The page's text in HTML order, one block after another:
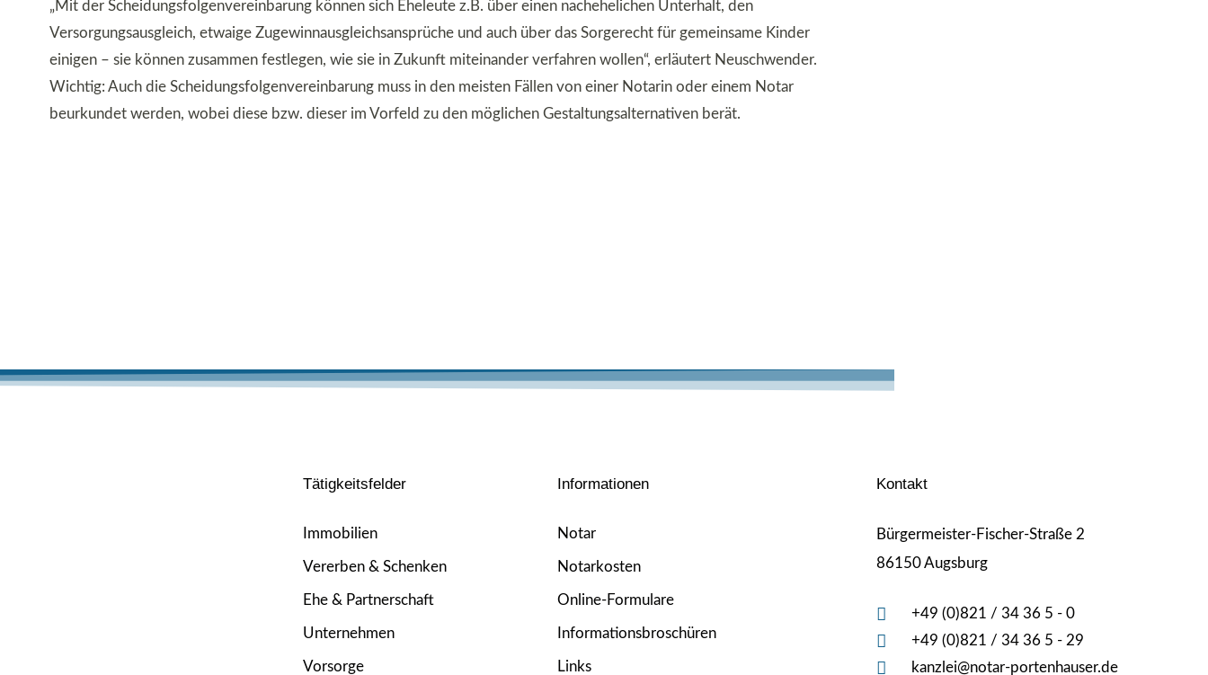
„Mit der Scheidungsfolgenvereinbarung können sich Eheleute z.B. über einen nachehelichen Unterhalt, den
Versorgungsausgleich, etwaige Zugewinnausgleichsansprüche und auch über das Sorgerecht für gemeinsame Kinder
einigen – sie können zusammen festlegen, wie sie in Zukunft miteinander verfahren wollen“, erläutert Neuschwender.
Wichtig: Auch die Scheidungsfolgenvereinbarung muss in den meisten Fällen von einer Notarin oder einem Notar
beurkundet werden, wobei diese bzw. dieser im Vorfeld zu den möglichen Gestaltungsalternativen berät.
Tätigkeitsfelder
Immobilien
Vererben & Schenken
Ehe & Partnerschaft
Unternehmen
Vorsorge
Informationen
Notar
Notarkosten
Online-Formulare
Informationsbroschüren
Links
Kontakt
Bürgermeister-Fischer-Straße 2
86150 Augsburg
+49 (0)821 / 34 36 5 - 0
+49 (0)821 / 34 36 5 - 29
kanzlei@notar-portenhauser.de